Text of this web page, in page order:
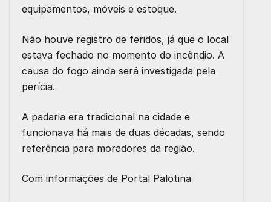
equipamentos, móveis e estoque.
Não houve registro de feridos, já que o local
estava fechado no momento do incêndio. A
causa do fogo ainda será investigada pela
perícia.
A padaria era tradicional na cidade e
funcionava há mais de duas décadas, sendo
referência para moradores da região.
Com informações de Portal Palotina